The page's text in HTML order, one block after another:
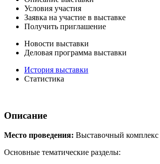
Условия участия
Заявка на участие в выставке
Получить приглашение
Новости выставки
Деловая программа выставки
История выставки
Статистика
Описание
Место проведения: Выставочный
Основные тематические разделы: